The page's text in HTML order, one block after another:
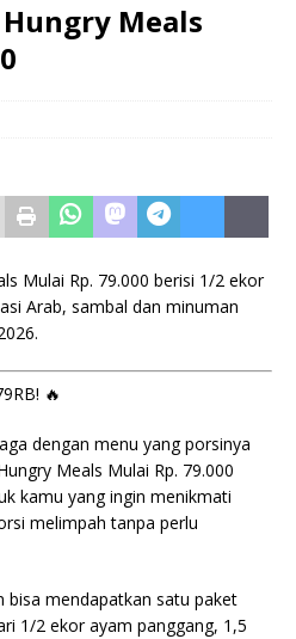
Meals
Mulai Rp. 79.000 berisi 1/2 ekor
Arab, sambal dan minuman
🔥
dengan menu yang porsinya
Meals Mulai Rp. 79.000
kamu yang ingin menikmati
melimpah tanpa perlu
bisa mendapatkan satu paket
1/2 ekor ayam panggang, 1,5